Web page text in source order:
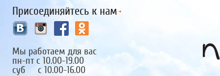
Присоединяйтесь к нам
Мы работаем для вас
пн-пт с 10.00-19.00
суб с 10.00-16.00